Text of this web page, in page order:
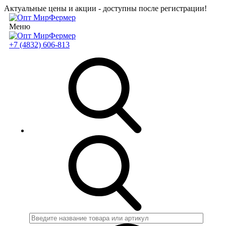
Актуальные цены и акции - доступны после регистрации!
Меню
+7 (4832) 606-813